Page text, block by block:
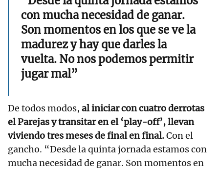
con mucha necesidad de ganar.
Son momentos en los que se ve la
madurez y hay que darles la
vuelta. No nos podemos permitir
jugar mal”
De todos modos, al iniciar con cuatro derrotas
el Parejas y transitar en el ‘play-off’, llevan
viviendo tres meses de final en final.Con el
gancho. “Desde la quinta jornada estamos con
mucha necesidad de ganar. Son momentos en